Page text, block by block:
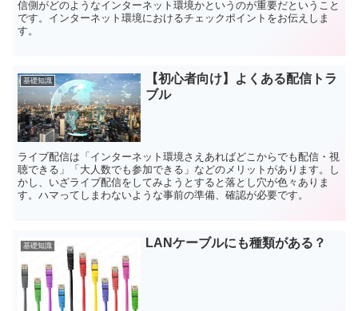
信側がどのようなインターネット環境かというのが重要だということ
です。インターネット環境におけるチェックポイントをお伝えしま
す。
基礎知識
【初心者向け】よくある配信トラ
ブル
ライブ配信は「インターネット環境さえあればどこからでも配信・視
聴できる」「大人数でも参加できる」などのメリットがあります。し
かし、いざライブ配信をしてみようとすると落とし穴が色々ありま
す。ハマってしまわないような事前の準備、確認が必要です。
基礎知識 LANケーブルにも種類がある？